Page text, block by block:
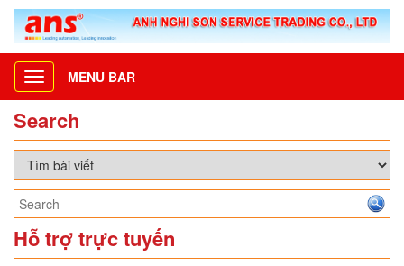
Toggle
navigation
MENU BAR
Search
Hỗ trợ trực tuyến